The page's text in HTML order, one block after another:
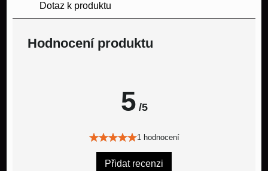
Dotaz k produktu
Hodnocení produktu
5 /5
1 hodnocení
Přidat recenzi